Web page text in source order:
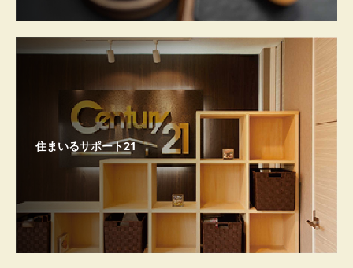
住まいるサポート21